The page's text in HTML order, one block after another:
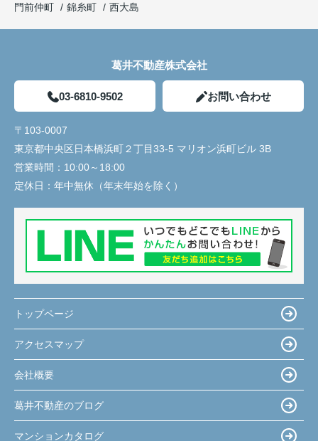
門前仲町
錦糸町 西大島
葛井不動産株式会社
03-6810-9502 お問い合わせ
〒103-0007
東京都中央区日本橋浜町２丁目33-5 マリオン浜町ビル 3B
営業時間： 10:00～18:00
定休日： 年中無休（年末年始を除く）
トップページ
アクセスマップ
会社概要
葛井不動産のブログ
マンションカタログ